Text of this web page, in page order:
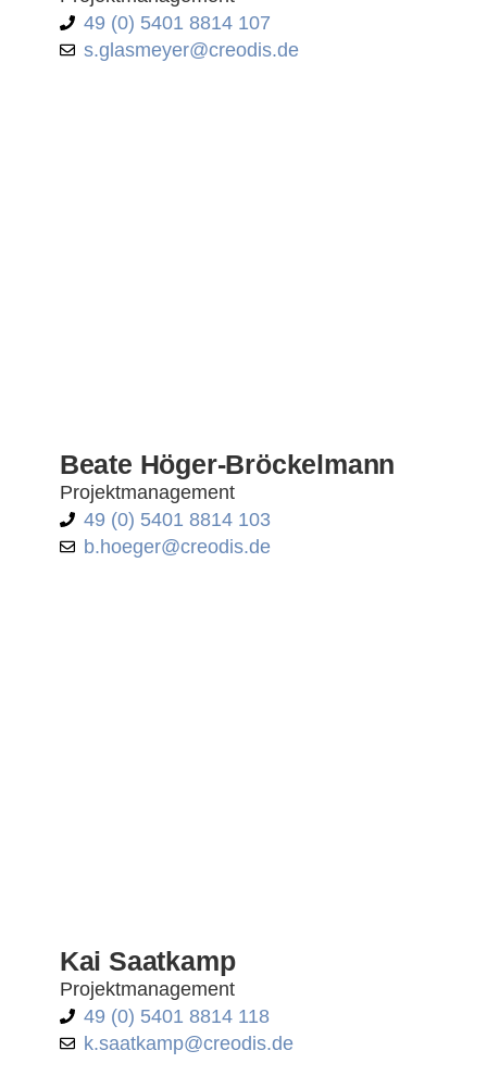
49 (0) 5401 8814 107
s.glasmeyer@creodis.de
Beate Höger-Bröckelmann
Projektmanagement
49 (0) 5401 8814 103
b.hoeger@creodis.de
Kai Saatkamp
Projektmanagement
49 (0) 5401 8814 118
k.saatkamp@creodis.de